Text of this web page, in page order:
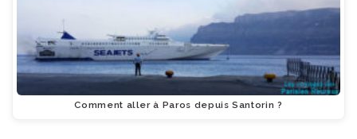
Comment aller à Paros depuis Santorin ?